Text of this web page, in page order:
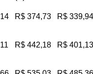
R$ 374,73 R$ 339,94
R$ 442,18 R$ 401,13